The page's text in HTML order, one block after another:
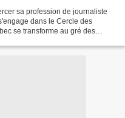
sa profession de journaliste
dans le Cercle des
se transforme au gré des